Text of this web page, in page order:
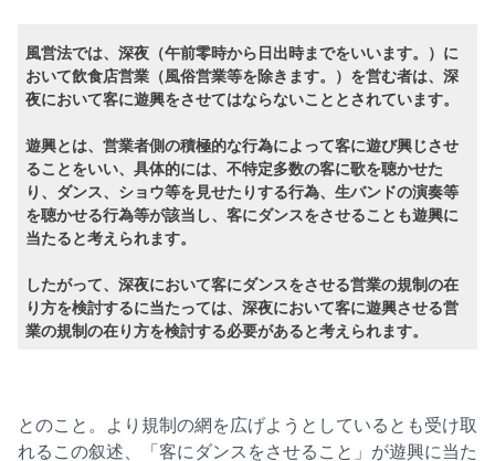
風営法では、深夜（午前零時から日出時までをいいます。）に
おいて飲食店営業（風俗営業等を除きます。）を営む者は、深
夜において客に遊興をさせてはならないこととされています。
遊興とは、営業者側の積極的な行為によって客に遊び興じさせ
ることをいい、具体的には、不特定多数の客に歌を聴かせた
り、ダンス、ショウ等を見せたりする行為、生バンドの演奏等
を聴かせる行為等が該当し、客にダンスをさせることも遊興に
当たると考えられます。
したがって、深夜において客にダンスをさせる営業の規制の在
り方を検討するに当たっては、深夜において客に遊興させる営
業の規制の在り方を検討する必要があると考えられます。
とのこと。より規制の網を広げようとしているとも受け取
れるこの叙述、「客にダンスをさせること」が遊興に当た